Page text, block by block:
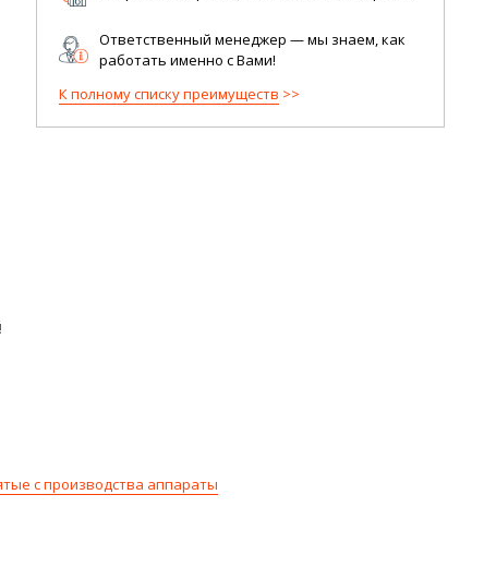
Ответственный менеджер — мы знаем, как
работать именно с Вами!
К полному списку преимуществ
с производства аппараты